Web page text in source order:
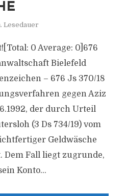
Lesedauer
0 Average: 0]676
Bielefeld
– 676 Js 370/​18
gegen Aziz
der durch Urteil
(3 Ds 734/​19) vom
Geldwäsche
Fall liegt zugrunde,
Konto...